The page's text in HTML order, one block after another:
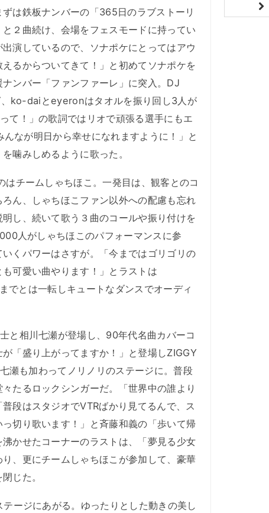
は鉄板ナンバーの「365日のラブストーリ
２曲続け、会場をフェスモードに持ってい
演しているので、ソナポケにとってはアウ
るからついてきて！」と初めてソナポケを
ンバー「ファンファーレ」に突入。DJ
ko-daiとeyeronはタオルを振り回し3人が
て！」の歌詞ではリオで頑張る選手にもエ
なが明日から幸せになれますように！」と
噛みしめるように歌った。
チームしゃちほこ。一発目は、観客とのコ
ん、しゃちほこファン以外への配慮も忘れ
し、続いて歌う３曲のコールや振り付けを
人がしゃちほこのパフォーマンスに参
くパワーはさすが。「今まではゴリゴリの
可愛い曲やります！」とラストは
でとは一転しキュートなダンスでオーディ
と相川七瀬が登場し、90年代名曲カバーコ
「盛り上がってますか！」と登場しZIGGY
瀬も加わってノリノリのステージに。普段
たるロックシンガーだ。「世界中の誰より
段はスタジオでVTRばかり見てるんで、ス
切り歌います！」と斉藤和義の「歩いて帰
かせたコーナーのラストは、「夢見る少女
、更にチームしゃちほこが参加して、豪華
じた。
ージにあがる。ゆったりとした動きの美し